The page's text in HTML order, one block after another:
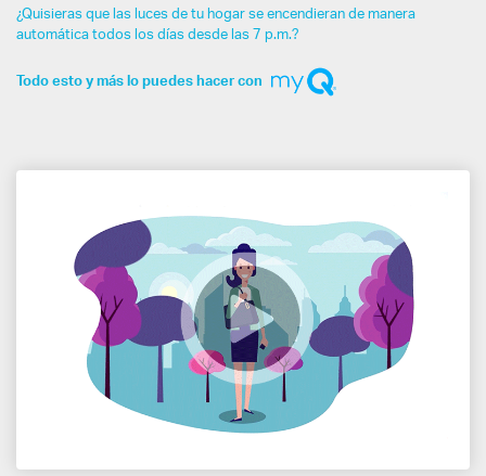
¿Quisieras que las luces de tu hogar se encendieran de manera
automática todos los días desde las 7 p.m.?
Todo esto y más lo puedes hacer con